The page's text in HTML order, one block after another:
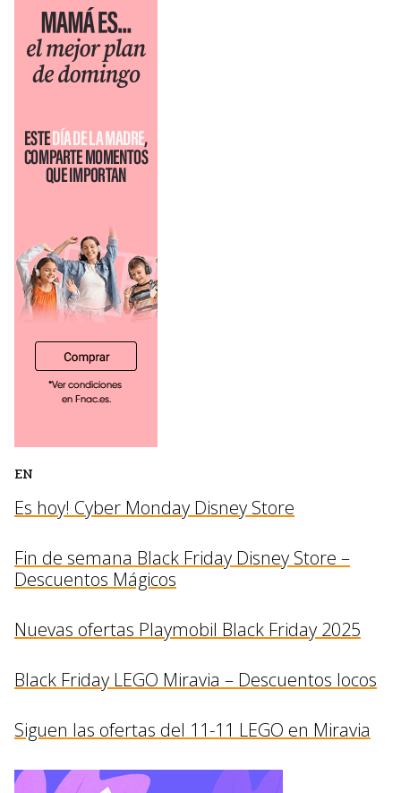
EN
Es hoy! Cyber Monday Disney Store
Fin de semana Black Friday Disney Store –
Descuentos Mágicos
Nuevas ofertas Playmobil Black Friday 2025
Black Friday LEGO Miravia – Descuentos locos
Siguen las ofertas del 11-11 LEGO en Miravia